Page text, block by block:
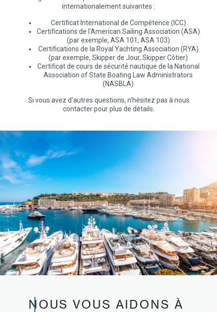
internationalement suivantes :
Certificat International de Compétence (ICC)
Certifications de l'American Sailing Association (ASA)
(par exemple, ASA 101, ASA 103)
Certifications de la Royal Yachting Association (RYA)
(par exemple, Skipper de Jour, Skipper Côtier)
Certificat de cours de sécurité nautique de la National
Association of State Boating Law Administrators
(NASBLA)
Si vous avez d'autres questions, n'hésitez pas à nous
contacter pour plus de détails.
NOUS VOUS AIDONS À